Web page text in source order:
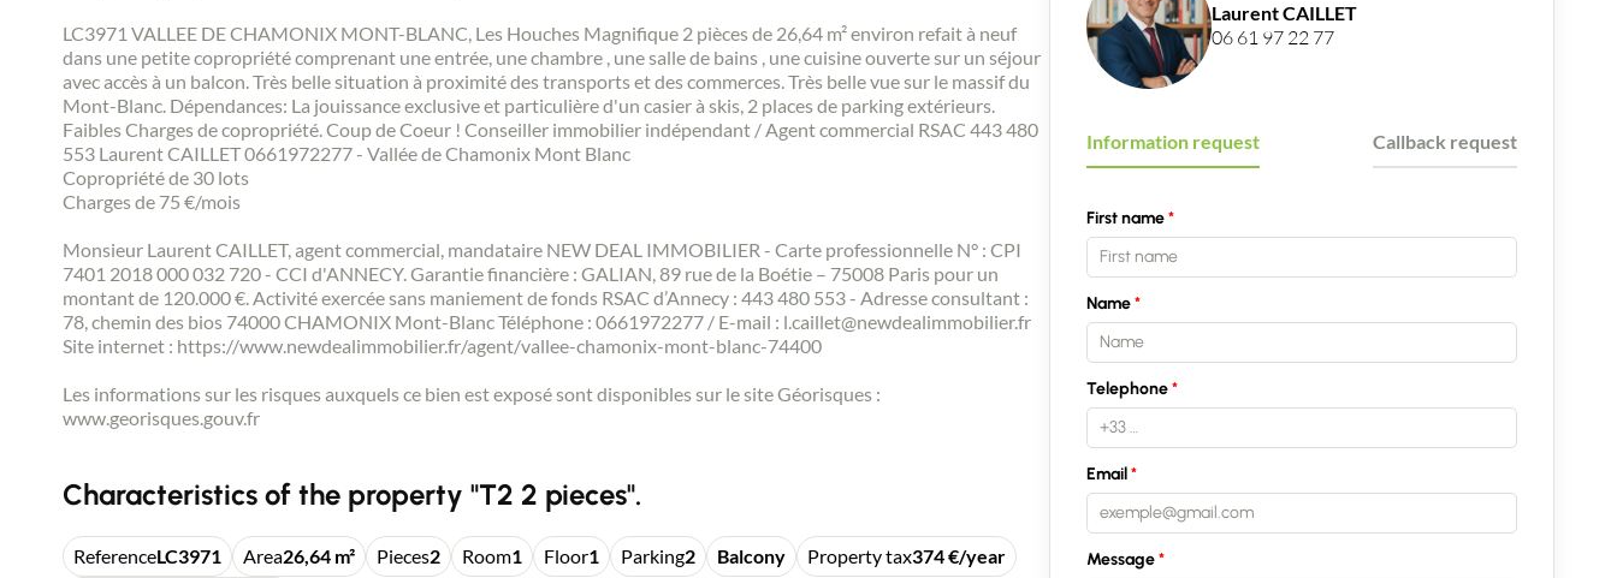
LC3971 VALLEE DE CHAMONIX MONT-BLANC, Les Houches Magnifique 2 pièces de 26,64 m² environ refait à neuf
dans une petite copropriété comprenant une entrée, une chambre , une salle de bains , une cuisine ouverte sur un séjour
avec accès à un balcon. Très belle situation à proximité des transports et des commerces. Très belle vue sur le massif du
Mont-Blanc. Dépendances: La jouissance exclusive et particulière d'un casier à skis, 2 places de parking extérieurs.
Faibles Charges de copropriété. Coup de Coeur ! Conseiller immobilier indépendant / Agent commercial RSAC 443 480
553 Laurent CAILLET 0661972277 - Vallée de Chamonix Mont Blanc
Copropriété de 30 lots
Charges de 75 €/mois
Monsieur Laurent CAILLET, agent commercial, mandataire NEW DEAL IMMOBILIER - Carte professionnelle N° : CPI
7401 2018 000 032 720 - CCI d'ANNECY. Garantie financière : GALIAN, 89 rue de la Boétie – 75008 Paris pour un
montant de 120.000 €. Activité exercée sans maniement de fonds RSAC d’Annecy : 443 480 553 - Adresse consultant :
78, chemin des bios 74000 CHAMONIX Mont-Blanc Téléphone : 0661972277 / E-mail : l.caillet@newdealimmobilier.fr
Site internet : https://www.newdealimmobilier.fr/agent/vallee-chamonix-mont-blanc-74400
Les informations sur les risques auxquels ce bien est exposé sont disponibles sur le site Géorisques :
www.georisques.gouv.fr
Characteristics of the property "T2 2 pieces".
ReferenceLC3971 Area26,64 m² Pieces2 Room1 Floor1 Parking2 Balcony Property tax374 €/year
Laurent CAILLET
06 61 97 22 77
Information request Callback request
First name
Name
Telephone
Email
Message